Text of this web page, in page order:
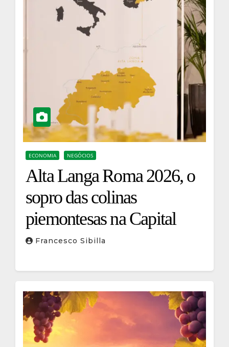
ECONOMIA NEGÓCIOS
Alta Langa Roma 2026, o
sopro das colinas
piemontesas na Capital
Francesco Sibilla